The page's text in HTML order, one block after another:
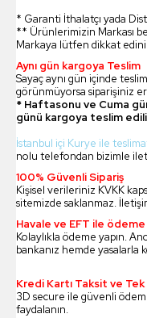
* Garanti İthalatçı yada
** Ürünlerimizin Markası
Markaya lütfen dikkat
Aynı gün kargoya Teslim
Sayaç aynı gün içinde
görünmüyorsa siparişiniz
* Haftasonu ve Cuma
günü kargoya teslim
İstanbul içi Kurye ile
nolu telefondan bizimle
100% Güvenli Sipariş
Kişisel verileriniz KVKK
sitemizde saklanmaz.
Havale ve EFT ile ödeme
Kolaylıkla ödeme yapın.
bankanız hemde yasalarla
Kredi Kartı Taksit ve
3D secure ile güvenli
faydalanın.